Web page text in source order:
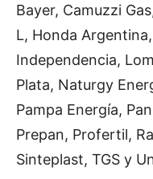
Bayer, Camuzzi
L, Honda
Independencia,
Plata, Naturgy
Pampa Energía,
Prepan, Profertil,
Sinteplast, TGS y